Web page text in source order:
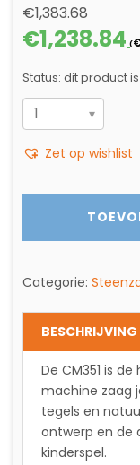
€1,383.68
Oorspronkelijke
prijs
€1,383.68.
€1,238.84 (
Status: dit product
STEENZAAGMACHINE
352
Zet op wishlist
Categorie:
BESCHRIJVING
De CM351 is
machine zaag
tegels en
ontwerp en de
kinderspel.